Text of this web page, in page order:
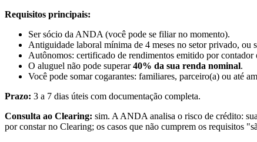
Requisitos principais:
Ser sócio da ANDA (você pode se filiar no momento).
Antiguidade laboral mínima de 4 meses no setor privado, ou
Autônomos: certificado de rendimentos emitido por
O aluguel não pode superar40% da sua renda nominal.
Você pode somar cogarantes: familiares, parceiro(a) ou até
Prazo: 3 a 7 dias úteis com documentação completa.
Consulta ao Clearing: sim. A ANDA analisa o risco de crédito:
por constar no Clearing; os casos que não cumprem os requisitos